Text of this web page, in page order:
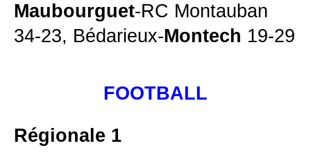
Maubourguet-RC Montauban
34-23, Bédarieux-Montech 19-29
FOOTBALL
Régionale 1